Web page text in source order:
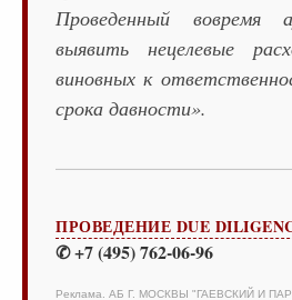
Проведенный вовремя
выявить нецелевые
виновных к
срока давности».
ПРОВЕДЕНИЕ DUE
✆ +7 (495) 762-06-96
Реклама. АБ Г. МОСКВЫ "ГАЕВСКИЙ И